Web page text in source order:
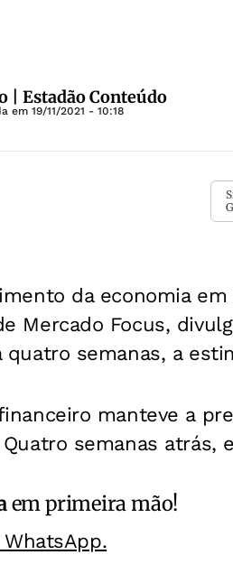
| Estadão Conteúdo
em 19/11/2021 - 10:18
da economia em
Mercado Focus,
quatro semanas, a
manteve a
semanas atrás,
em primeira mão!